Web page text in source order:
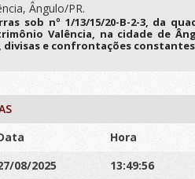
Ângulo/PR.
sob nº 1/13/15/20-B-2-3, da
Valência, na cidade de
divisas e confrontações
Hora
08/2025 13:49:56